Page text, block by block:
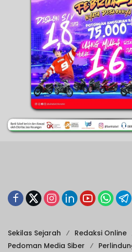
Sekilas Sejarah
Redaksi Online
Pedoman Media Siber